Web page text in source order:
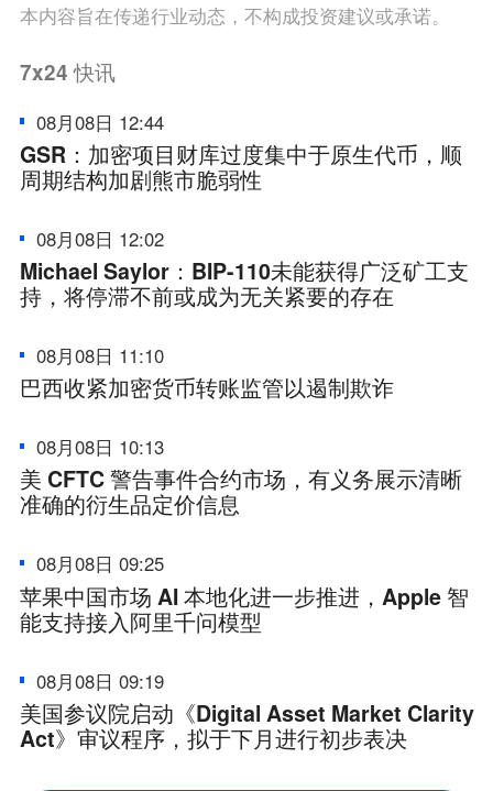
本内容旨在传递行业动态，不构成投资建议或承诺。
7x24快讯
08月08日 12:44
GSR：加密项目财库过度集中于原生代币，顺
周期结构加剧熊市脆弱性
08月08日 12:02
Michael Saylor：BIP-110未能获得广泛矿工支
持，将停滞不前或成为无关紧要的存在
08月08日 11:10
巴西收紧加密货币转账监管以遏制欺诈
08月08日 10:13
美 CFTC 警告事件合约市场，有义务展示清晰
准确的衍生品定价信息
08月08日 09:25
苹果中国市场 AI 本地化进一步推进，Apple 智
能支持接入阿里千问模型
08月08日 09:19
美国参议院启动《Digital Asset Market Clarity
Act》审议程序，拟于下月进行初步表决